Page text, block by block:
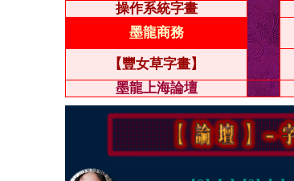
操作系統字畫
墨龍商務
【豐女草字畫】
墨龍上海論壇